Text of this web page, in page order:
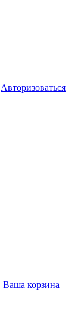
Авторизоваться
Ваша корзина